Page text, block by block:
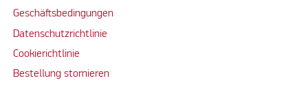
Geschäftsbedingungen
Datenschutzrichtlinie
Cookierichtlinie
Bestellung stornieren